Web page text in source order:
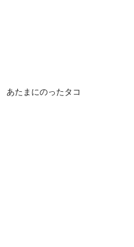
あたまにのったタコ